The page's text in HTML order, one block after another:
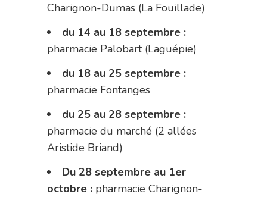
Charignon-Dumas (La Fouillade)
du 14 au 18 septembre :
pharmacie Palobart (Laguépie)
du 18 au 25 septembre :
pharmacie Fontanges
du 25 au 28 septembre :
pharmacie du marché (2 allées
Aristide Briand)
Du 28 septembre au 1er
octobre : pharmacie Charignon-